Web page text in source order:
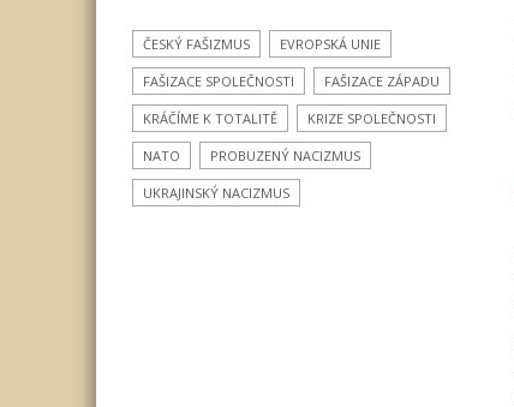
ČESKÝ FAŠIZMUS EVROPSKÁ UNIE
FAŠIZACE SPOLEČNOSTI FAŠIZACE ZÁPADU
KRÁČÍME K TOTALITĚ KRIZE SPOLEČNOSTI
NATO PROBUZENÝ NACIZMUS
UKRAJINSKÝ NACIZMUS